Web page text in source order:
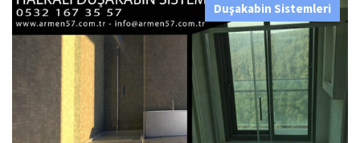
Duşakabin Sistemleri